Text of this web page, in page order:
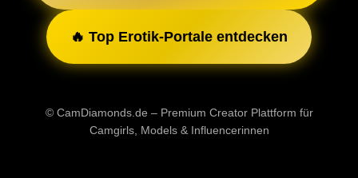
🔥 Top Erotik-Portale entdecken
© CamDiamonds.de – Premium Creator Plattform für
Camgirls, Models & Influencerinnen